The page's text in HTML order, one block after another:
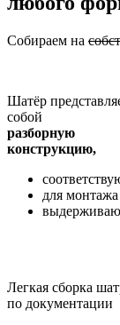
Собираем на
Шатёр
собой
разборную
конструкцию,
для
Легкая сборка
по документации